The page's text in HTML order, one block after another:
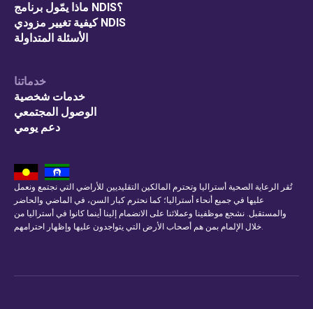
ماذا يمّول برنامج NDIS؟
كيفية تغيير مزودي NDIS
الأسئلة المتداولة
خدماتنا
خدمات شخصية
الوصول المجتمعي
دعم يومي
تُقر الرعاية الصحية أستراليا وتحترم المالكين التقليديين للأراضي التي نجتمع ونعمل
عليها في جميع أنحاء أستراليا؛ كما نحترم كبار السن، في الماضي والحاضر
والمستقبل. نشجع موظفينا وعملائنا على الانضمام إلينا أينما كانوا في أستراليا من
خلال الإلمام بمن هم أصحاب الأرض التي يتواجدون عليها وإظهار احترامهم.